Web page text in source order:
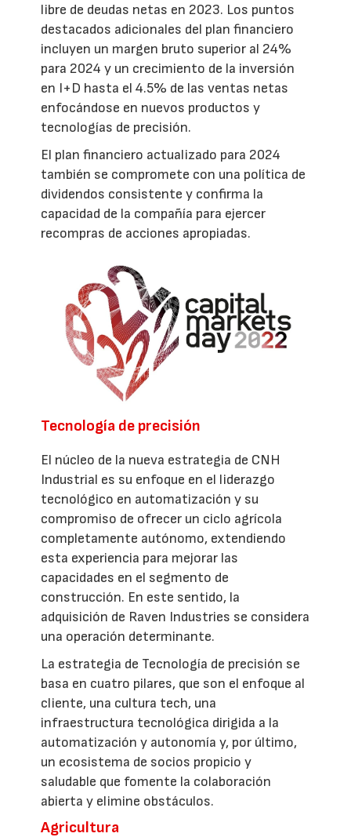
libre de deudas netas en 2023. Los puntos
destacados adicionales del plan financiero
incluyen un margen bruto superior al 24%
para 2024 y un crecimiento de la inversión
en I+D hasta el 4.5% de las ventas netas
enfocándose en nuevos productos y
tecnologías de precisión.
El plan financiero actualizado para 2024
también se compromete con una política de
dividendos consistente y confirma la
capacidad de la compañía para ejercer
recompras de acciones apropiadas.
Tecnología de precisión
El núcleo de la nueva estrategia de CNH
Industrial es su enfoque en el liderazgo
tecnológico en automatización y su
compromiso de ofrecer un ciclo agrícola
completamente autónomo, extendiendo
esta experiencia para mejorar las
capacidades en el segmento de
construcción. En este sentido, la
adquisición de Raven Industries se considera
una operación determinante.
La estrategia de Tecnología de precisión se
basa en cuatro pilares, que son el enfoque al
cliente, una cultura tech, una
infraestructura tecnológica dirigida a la
automatización y autonomía y, por último,
un ecosistema de socios propicio y
saludable que fomente la colaboración
abierta y elimine obstáculos.
Agricultura